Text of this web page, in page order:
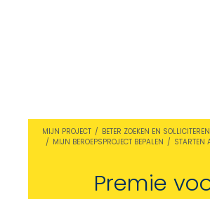
MIJN PROJECT
BETER ZOEKEN EN SOLLICITEREN
MIJN BEROEPSPROJECT BEPALEN
STARTEN
Premie